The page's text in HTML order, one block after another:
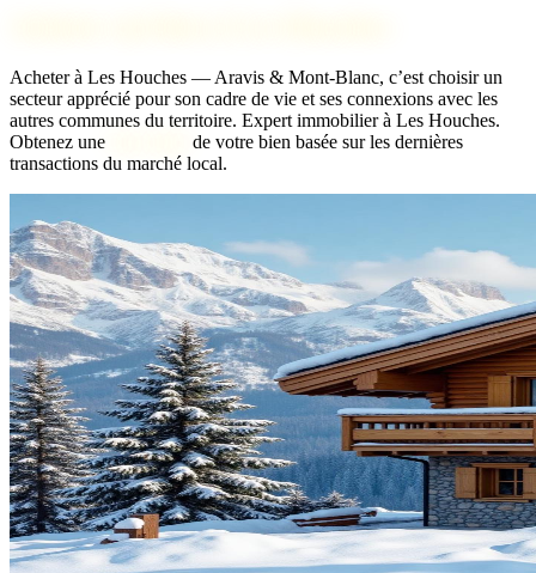
Acheter à Les Houches — Aravis & Mont-Blanc, c’est choisir un
secteur apprécié pour son cadre de vie et ses connexions avec les
autres communes du territoire. Expert immobilier à Les Houches.
Obtenez une
de votre bien basée sur les dernières
transactions du marché local.